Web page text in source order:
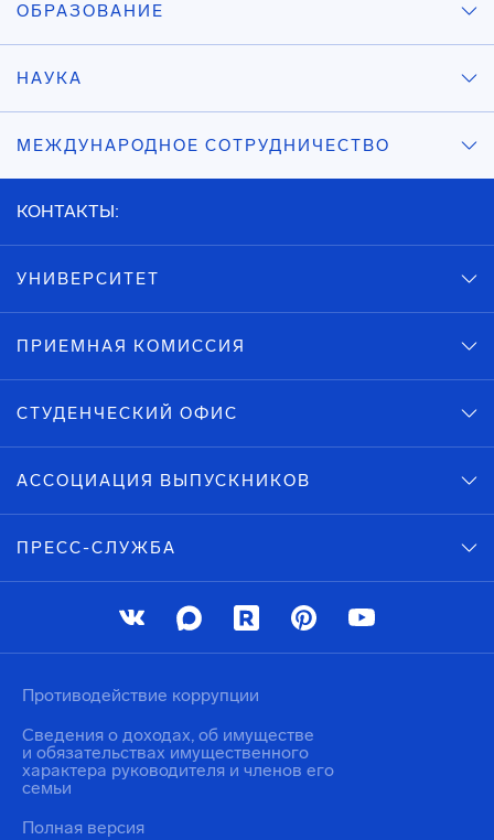
ОБРАЗОВАНИЕ
НАУКА
МЕЖДУНАРОДНОЕ СОТРУДНИЧЕСТВО
КОНТАКТЫ:
УНИВЕРСИТЕТ
ПРИЕМНАЯ КОМИССИЯ
СТУДЕНЧЕСКИЙ ОФИС
АССОЦИАЦИЯ ВЫПУСКНИКОВ
ПРЕСС-СЛУЖБА
Противодействие коррупции
Сведения о доходах, об имуществе
и обязательствах имущественного
характера руководителя и членов его
семьи
Полная версия